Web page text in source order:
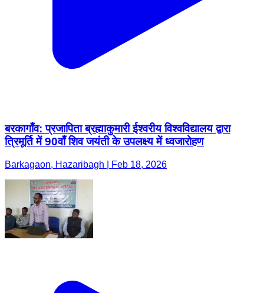
बरकागाँव: प्रजापिता ब्रह्माकुमारी ईश्वरीय विश्वविद्यालय द्वारा
त्रिमूर्ति में 90वाँ शिव जयंती के उपलक्ष्य में ध्वजारोहण
Barkagaon, Hazaribagh | Feb 18, 2026